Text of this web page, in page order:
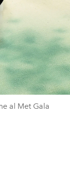
al Met Gala